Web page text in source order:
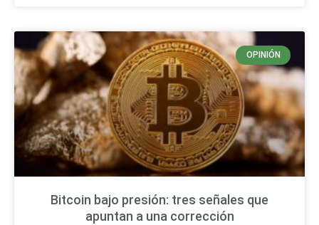
OPINIÓN
Bitcoin bajo presión: tres señales que
apuntan a una corrección